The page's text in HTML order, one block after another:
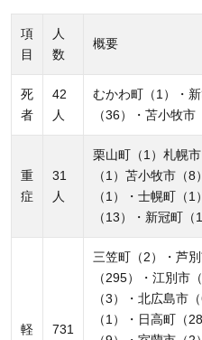
こと
電
や
断
に
も
く
項
目
人
数
概要
死
者
42
人
むかわ町（1）・
（36）・苫小牧市
重
症
31
人
栗山町（1）札幌
（1）苫小牧市（
（1）・士幌町（
（13）・新冠町（1
軽
731
三笠町（2）・芦
（295）・江別市
（3）・北広島市
（1）・日高町（